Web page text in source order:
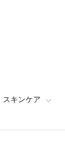
スキンケア